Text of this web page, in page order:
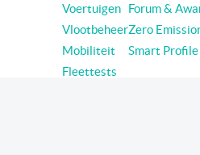
Voertuigen
Vlootbeheer
Mobiliteit
Fleettests
Forum &
Zero
Smart Profile